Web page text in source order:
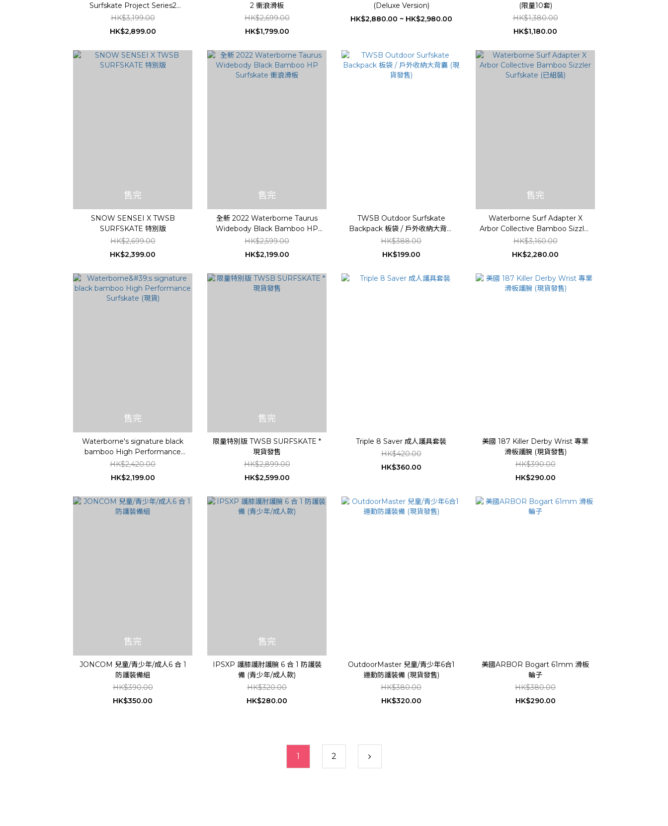
Surfskate Project Series2
Waterborne 衝浪滑板
HK$3,199.00
HK$2,899.00
2 衝浪滑板
HK$2,699.00
HK$1,799.00
(Deluxe Version)
HK$2,880.00 ~ HK$2,980.00
(限量10套)
HK$1,380.00
HK$1,180.00
售完
SNOW SENSEI X TWSB
SURFSKATE 特別版
HK$2,699.00
HK$2,399.00
售完
全新 2022 Waterborne Taurus
Widebody Black Bamboo HP
Surfskate 衝浪滑板
HK$2,599.00
HK$2,199.00
TWSB Outdoor Surfskate
Backpack 板袋 / 戶外收納大背囊
(現貨發售)
HK$388.00
HK$199.00
售完
Waterborne Surf Adapter X
Arbor Collective Bamboo Sizzler
Surfskate (已組裝)
HK$3,160.00
HK$2,280.00
售完
Waterborne's signature black
bamboo High Performance
Surfskate (現貨)
HK$2,420.00
HK$2,199.00
售完
限量特別版 TWSB SURFSKATE *
現貨發售
HK$2,899.00
HK$2,599.00
Triple 8 Saver 成人護具套裝
HK$420.00
HK$360.00
美國 187 Killer Derby Wrist 專業
滑板護腕 (現貨發售)
HK$390.00
HK$290.00
售完
JONCOM 兒童/青少年/成人6 合 1
防護裝備組
HK$390.00
HK$350.00
售完
IPSXP 護膝護肘護腕 6 合 1 防護裝
備 (青少年/成人款)
HK$320.00
HK$280.00
OutdoorMaster 兒童/青少年6合1
運動防護裝備 (現貨發售)
HK$380.00
HK$320.00
美國ARBOR Bogart 61mm 滑板
輪子
HK$380.00
HK$290.00
1 2